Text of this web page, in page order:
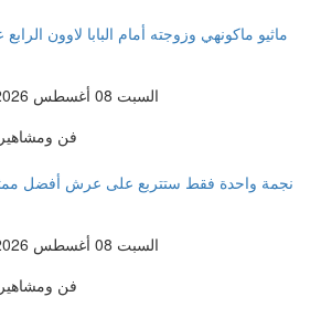
ماثيو ماكونهي وزوجته أمام البابا لاوون
السبت 08 أغسطس 2026 02:41 صباحاً
فن ومشاهير
نجمة واحدة فقط ستتربع على عرش أفضل
السبت 08 أغسطس 2026 02:41 صباحاً
فن ومشاهير